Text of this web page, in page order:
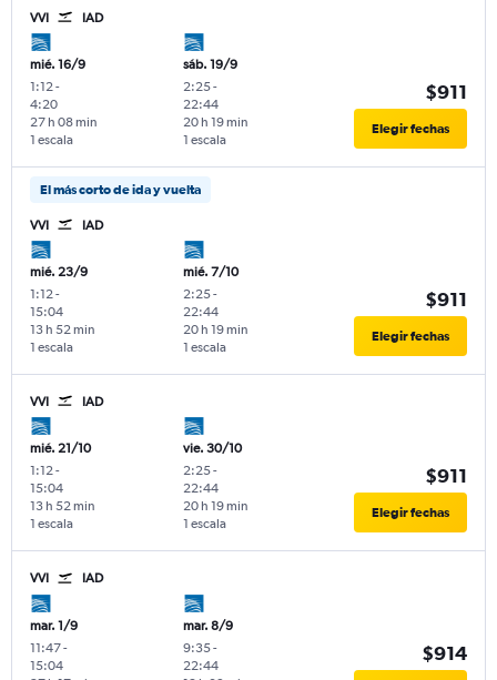
VVI IAD
mié. 16/9
1:12-
4:20
1 escala
27 h 08 min
sáb. 19/9
2:25-
22:44
1 escala
20 h 19 min
$911
Elegir fechas
El más corto de ida y vuelta
VVI IAD
mié. 23/9
1:12-
15:04
1 escala
13 h 52 min
mié. 7/10
2:25-
22:44
1 escala
20 h 19 min
$911
Elegir fechas
VVI IAD
mié. 21/10
1:12-
15:04
1 escala
13 h 52 min
vie. 30/10
2:25-
22:44
1 escala
20 h 19 min
$911
Elegir fechas
VVI IAD
mar. 1/9
11:47-
15:04
mar. 8/9
9:35-
22:44
$914